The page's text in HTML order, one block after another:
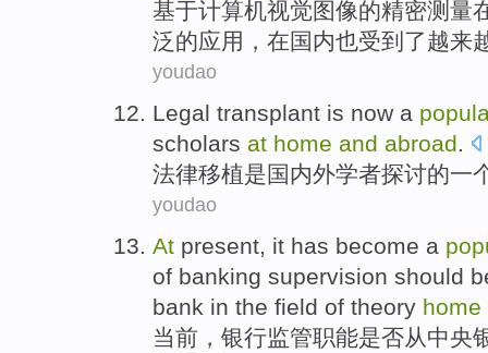
基于计算机视觉图像的精密测量
泛的应用 ， 在国内也受到 了越来
youdao
Legal transplant is now a
scholars at home and abroad.
法律移植是国内外学者探讨的一
youdao
At present , it has become a
of banking supervision should
bank in the field of theory home
当前 ， 银行监管职能是否从中央